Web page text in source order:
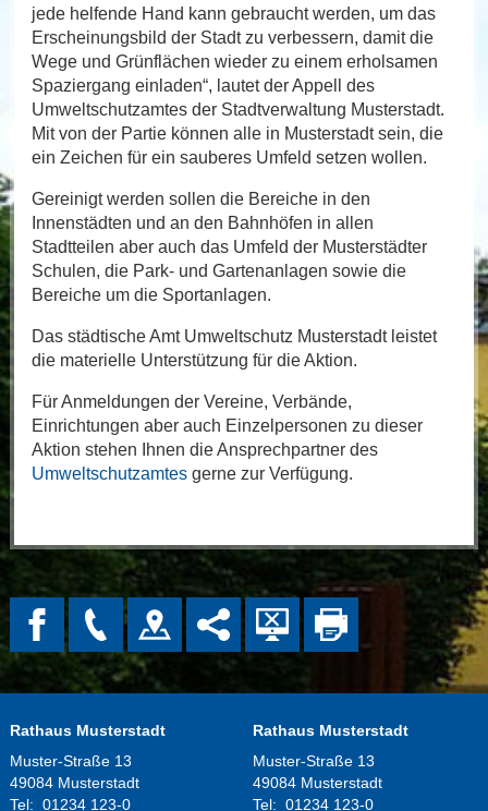
jede helfende Hand kann gebraucht werden, um das
Erscheinungsbild der Stadt zu verbessern, damit die
Wege und Grünflächen wieder zu einem erholsamen
Spaziergang einladen“, lautet der Appell des
Umweltschutzamtes der Stadtverwaltung Musterstadt.
Mit von der Partie können alle in Musterstadt sein, die
ein Zeichen für ein sauberes Umfeld setzen wollen.
Gereinigt werden sollen die Bereiche in den
Innenstädten und an den Bahnhöfen in allen
Stadtteilen aber auch das Umfeld der Musterstädter
Schulen, die Park- und Gartenanlagen sowie die
Bereiche um die Sportanlagen.
Das städtische Amt Umweltschutz Musterstadt leistet
die materielle Unterstützung für die Aktion.
Für Anmeldungen der Vereine, Verbände,
Einrichtungen aber auch Einzelpersonen zu dieser
Aktion stehen Ihnen die Ansprechpartner des
Umweltschutzamtesgerne zur Verfügung.
Rathaus Musterstadt
Muster-Straße 13
49084 Musterstadt
Tel: 01234 123-0
Rathaus Musterstadt
Muster-Straße 13
49084 Musterstadt
Tel: 01234 123-0